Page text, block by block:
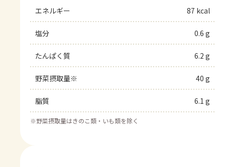
エネルギー 87 kcal
塩分 0.6 g
たんぱく質 6.2 g
野菜摂取量※ 40 g
脂質 6.1 g
※野菜摂取量はきのこ類・いも類を除く